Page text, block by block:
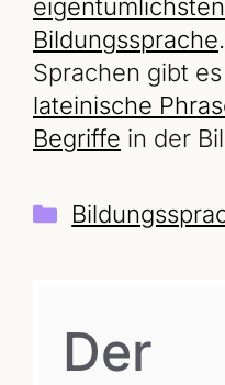
Bildungssprache
Sprachen gibt
lateinische
Begriffe in der
Kategorien
Der